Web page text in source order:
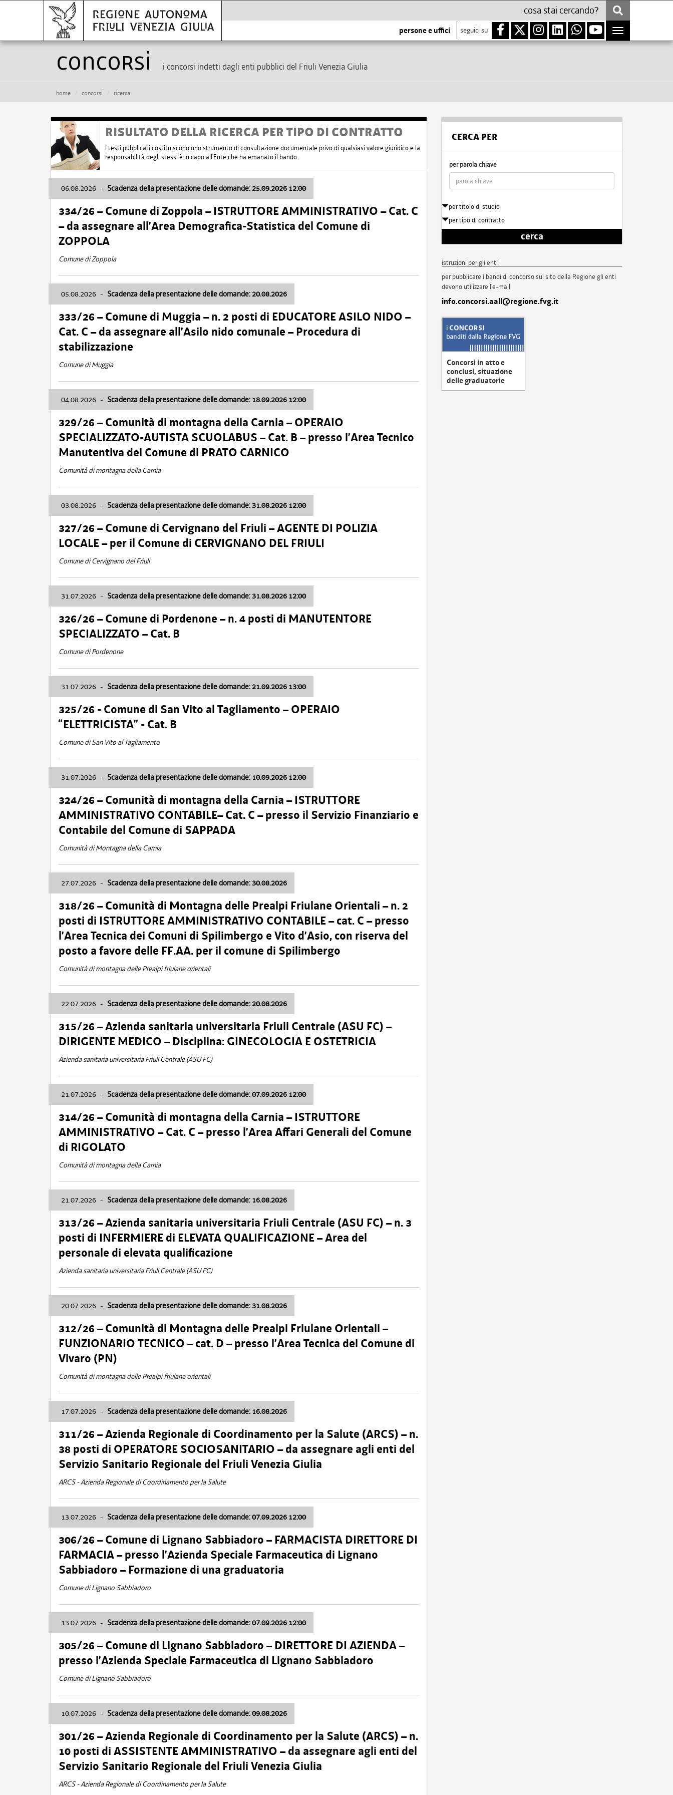
persone e uffici seguici su
Toggle
navigation
Concorsi i concorsi indetti dagli enti pubblici del Friuli Venezia Giulia
home concorsi ricerca
RISULTATO DELLA RICERCA PER TIPO DI CONTRATTO
I testi pubblicati costituiscono uno strumento di consultazione documentale privo di qualsiasi valore giuridico e la
responsabilità degli stessi è in capo all'Ente che ha emanato il bando.
06.08.2026 - Scadenza della presentazione delle domande: 25.09.2026 12:00
334/26 – Comune di Zoppola – ISTRUTTORE AMMINISTRATIVO – Cat. C
– da assegnare all’Area Demografica-Statistica del Comune di
ZOPPOLA
Comune di Zoppola
05.08.2026 - Scadenza della presentazione delle domande: 20.08.2026
333/26 – Comune di Muggia – n. 2 posti di EDUCATORE ASILO NIDO –
Cat. C – da assegnare all’Asilo nido comunale – Procedura di
stabilizzazione
Comune di Muggia
04.08.2026 - Scadenza della presentazione delle domande: 18.09.2026 12:00
329/26 – Comunità di montagna della Carnia – OPERAIO
SPECIALIZZATO-AUTISTA SCUOLABUS – Cat. B – presso l’Area Tecnico
Manutentiva del Comune di PRATO CARNICO
Comunità di montagna della Carnia
03.08.2026 - Scadenza della presentazione delle domande: 31.08.2026 12:00
327/26 – Comune di Cervignano del Friuli – AGENTE DI POLIZIA
LOCALE – per il Comune di CERVIGNANO DEL FRIULI
Comune di Cervignano del Friuli
31.07.2026 - Scadenza della presentazione delle domande: 31.08.2026 12:00
326/26 – Comune di Pordenone – n. 4 posti di MANUTENTORE
SPECIALIZZATO – Cat. B
Comune di Pordenone
31.07.2026 - Scadenza della presentazione delle domande: 21.09.2026 13:00
325/26 - Comune di San Vito al Tagliamento – OPERAIO
“ELETTRICISTA” - Cat. B
Comune di San Vito al Tagliamento
31.07.2026 - Scadenza della presentazione delle domande: 10.09.2026 12:00
324/26 – Comunità di montagna della Carnia – ISTRUTTORE
AMMINISTRATIVO CONTABILE– Cat. C – presso il Servizio Finanziario e
Contabile del Comune di SAPPADA
Comunità di Montagna della Carnia
27.07.2026 - Scadenza della presentazione delle domande: 30.08.2026
318/26 – Comunità di Montagna delle Prealpi Friulane Orientali – n. 2
posti di ISTRUTTORE AMMINISTRATIVO CONTABILE – cat. C – presso
l’Area Tecnica dei Comuni di Spilimbergo e Vito d’Asio, con riserva del
posto a favore delle FF.AA. per il comune di Spilimbergo
Comunità di montagna delle Prealpi friulane orientali
22.07.2026 - Scadenza della presentazione delle domande: 20.08.2026
315/26 – Azienda sanitaria universitaria Friuli Centrale (ASU FC) –
DIRIGENTE MEDICO – Disciplina: GINECOLOGIA E OSTETRICIA
Azienda sanitaria universitaria Friuli Centrale (ASU FC)
21.07.2026 - Scadenza della presentazione delle domande: 07.09.2026 12:00
314/26 – Comunità di montagna della Carnia – ISTRUTTORE
AMMINISTRATIVO – Cat. C – presso l’Area Affari Generali del Comune
di RIGOLATO
Comunità di montagna della Carnia
21.07.2026 - Scadenza della presentazione delle domande: 16.08.2026
313/26 – Azienda sanitaria universitaria Friuli Centrale (ASU FC) – n. 3
posti di INFERMIERE di ELEVATA QUALIFICAZIONE – Area del
personale di elevata qualificazione
Azienda sanitaria universitaria Friuli Centrale (ASU FC)
20.07.2026 - Scadenza della presentazione delle domande: 31.08.2026
312/26 – Comunità di Montagna delle Prealpi Friulane Orientali –
FUNZIONARIO TECNICO – cat. D – presso l’Area Tecnica del Comune di
Vivaro (PN)
Comunità di montagna delle Prealpi friulane orientali
17.07.2026 - Scadenza della presentazione delle domande: 16.08.2026
311/26 – Azienda Regionale di Coordinamento per la Salute (ARCS) – n.
38 posti di OPERATORE SOCIOSANITARIO – da assegnare agli enti del
Servizio Sanitario Regionale del Friuli Venezia Giulia
ARCS - Azienda Regionale di Coordinamento per la Salute
13.07.2026 - Scadenza della presentazione delle domande: 07.09.2026 12:00
306/26 – Comune di Lignano Sabbiadoro – FARMACISTA DIRETTORE DI
FARMACIA – presso l’Azienda Speciale Farmaceutica di Lignano
Sabbiadoro – Formazione di una graduatoria
Comune di Lignano Sabbiadoro
13.07.2026 - Scadenza della presentazione delle domande: 07.09.2026 12:00
305/26 – Comune di Lignano Sabbiadoro – DIRETTORE DI AZIENDA –
presso l’Azienda Speciale Farmaceutica di Lignano Sabbiadoro
Comune di Lignano Sabbiadoro
10.07.2026 - Scadenza della presentazione delle domande: 09.08.2026
301/26 – Azienda Regionale di Coordinamento per la Salute (ARCS) – n.
10 posti di ASSISTENTE AMMINISTRATIVO – da assegnare agli enti del
Servizio Sanitario Regionale del Friuli Venezia Giulia
ARCS - Azienda Regionale di Coordinamento per la Salute
CERCA PER
per parola chiave
per titolo di studio
per tipo di contratto
cerca
istruzioni per gli enti
per pubblicare i bandi di concorso sul sito della Regione gli enti
devono utilizzare l'e-mail
info.concorsi.aall@regione.fvg.it
Concorsi in atto e
conclusi, situazione
delle graduatorie